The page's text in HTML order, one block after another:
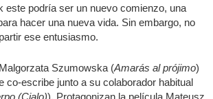
este podría ser un nuevo comienzo, una
hacer una nueva vida. Sin embargo, no
ese entusiasmo.
Szumowska (Amarás al prójimo)
co-escribe junto a su colaborador habitual
(Cialo)). Protagonizan la película Mateusz